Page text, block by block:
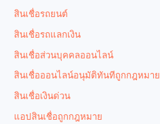
สินเชื่อรถยนต์
สินเชื่อรถแลกเงิน
สินเชื่อส่วนบุคคลออนไลน์
สินเชื่อออนไลน์อนุมัติทันทีถูกกฎหมาย
สินเชื่อเงินด่วน
แอปสินเชื่อถูกกฎหมาย